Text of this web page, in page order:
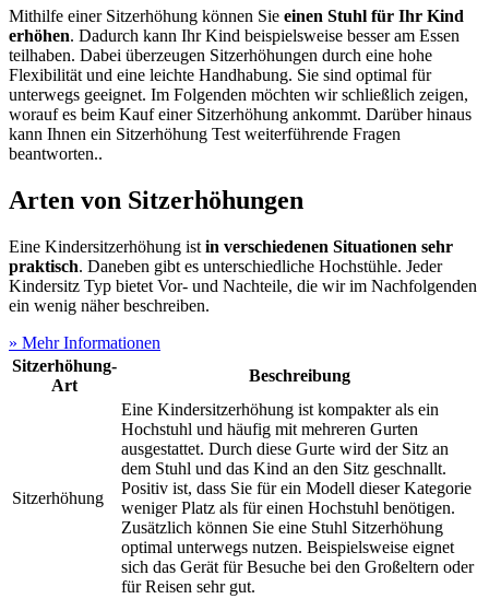
Mithilfe einer Sitzerhöhung können Sie einen Stuhl für Ihr Kind
erhöhen. Dadurch kann Ihr Kind beispielsweise besser am Essen
teilhaben. Dabei überzeugen Sitzerhöhungen durch eine hohe
Flexibilität und eine leichte Handhabung. Sie sind optimal für
unterwegs geeignet. Im Folgenden möchten wir schließlich zeigen,
worauf es beim Kauf einer Sitzerhöhung ankommt. Darüber hinaus
kann Ihnen ein Sitzerhöhung Test weiterführende Fragen
beantworten..
Arten von Sitzerhöhungen
Eine Kindersitzerhöhung ist in verschiedenen Situationen sehr
praktisch. Daneben gibt es unterschiedliche Hochstühle. Jeder
Kindersitz Typ bietet Vor- und Nachteile, die wir im Nachfolgenden
ein wenig näher beschreiben.
» Mehr Informationen
Sitzerhöhung-
Art
Beschreibung
Sitzerhöhung
Eine Kindersitzerhöhung ist kompakter als ein
Hochstuhl und häufig mit mehreren Gurten
ausgestattet. Durch diese Gurte wird der Sitz an
dem Stuhl und das Kind an den Sitz geschnallt.
Positiv ist, dass Sie für ein Modell dieser Kategorie
weniger Platz als für einen Hochstuhl benötigen.
Zusätzlich können Sie eine Stuhl Sitzerhöhung
optimal unterwegs nutzen. Beispielsweise eignet
sich das Gerät für Besuche bei den Großeltern oder
für Reisen sehr gut.